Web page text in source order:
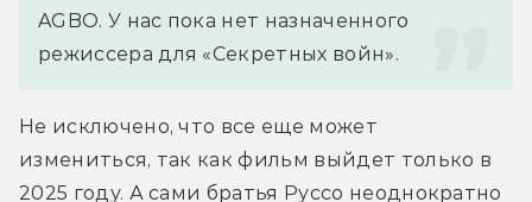
AGBO. У нас пока нет назначенного
режиссера для «Секретных войн».
Не исключено, что все еще может
измениться, так как фильм выйдет только в
2025 году. А сами братья Руссо неоднократно